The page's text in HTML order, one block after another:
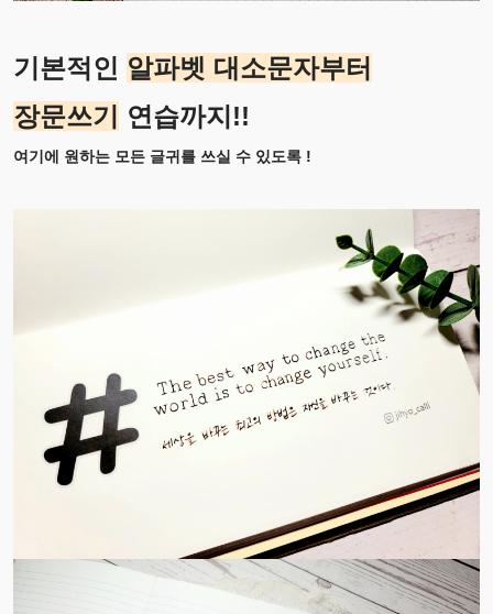
기본적인 알파벳 대소문자부터
장문쓰기
연습까지!!
여기에 원하는 모든 글귀를 쓰실 수 있도록 !